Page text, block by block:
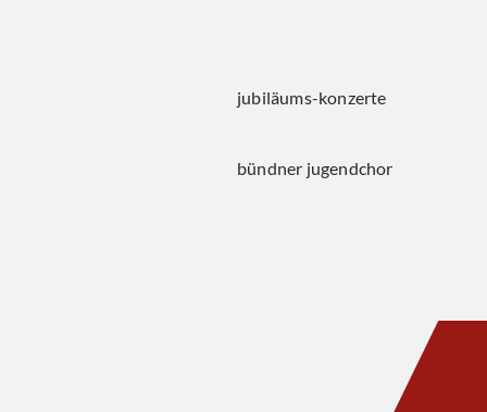
jubiläums-konzerte
bündner jugendchor